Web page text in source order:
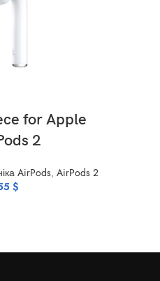
for Apple
2
AirPods, AirPods 2
$